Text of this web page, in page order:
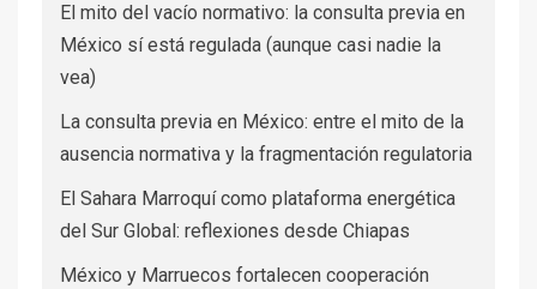
El mito del vacío normativo: la consulta previa en
México sí está regulada (aunque casi nadie la
vea)
La consulta previa en México: entre el mito de la
ausencia normativa y la fragmentación regulatoria
El Sahara Marroquí como plataforma energética
del Sur Global: reflexiones desde Chiapas
México y Marruecos fortalecen cooperación